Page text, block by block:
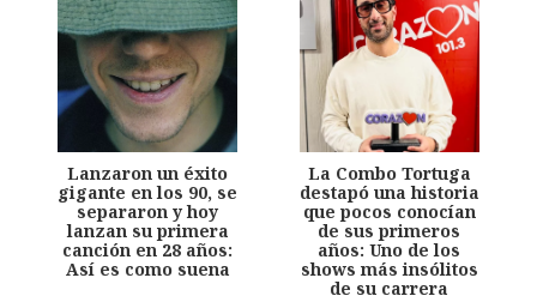
Lanzaron un éxito
gigante en los 90, se
separaron y hoy
lanzan su primera
canción en 28 años:
Así es como suena
La Combo Tortuga
destapó una historia
que pocos conocían
de sus primeros
años: Uno de los
shows más insólitos
de su carrera